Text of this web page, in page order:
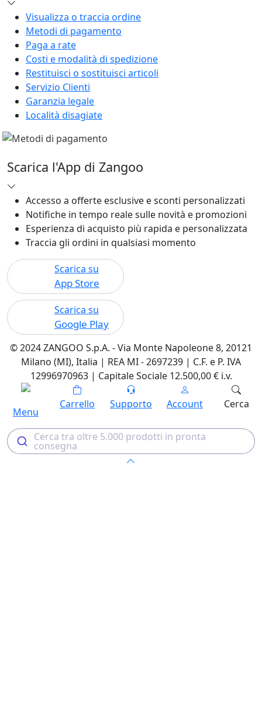
Visualizza o traccia ordine
Metodi di pagamento
Paga a rate
Costi e modalità di spedizione
Restituisci o sostituisci articoli
Servizio Clienti
Garanzia legale
Località disagiate
Scarica l'App di Zangoo
Accesso a offerte esclusive e sconti personalizzati
Notifiche in tempo reale sulle novità e promozioni
Esperienza di acquisto più rapida e personalizzata
Traccia gli ordini in qualsiasi momento
Scarica su
App Store
Scarica su
Google Play
© 2024 ZANGOO S.p.A. - Via Monte Napoleone 8, 20121
Milano (MI), Italia | REA MI - 2697239 | C.F. e P. IVA
12996970963 | Capitale Sociale 12.500,00 € i.v.
Menu
Carrello Supporto Account Cerca
Cerca tra oltre 5.000 prodotti in pronta
consegna